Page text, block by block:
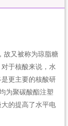
故又被称为琼脂糖
于核酸来说，水
更主要的核酸研
为聚碳酸酯注塑
的提高了水平电